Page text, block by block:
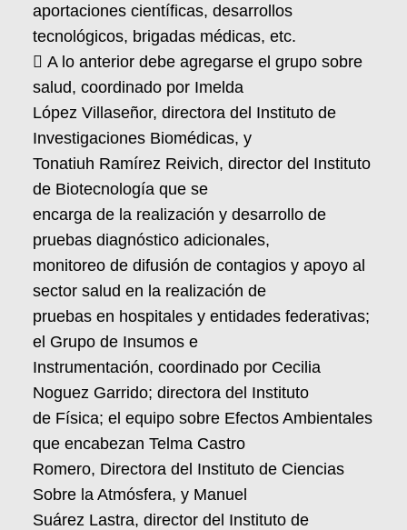
aportaciones científicas, desarrollos
tecnológicos, brigadas médicas, etc.
 A lo anterior debe agregarse el grupo sobre
salud, coordinado por Imelda
López Villaseñor, directora del Instituto de
Investigaciones Biomédicas, y
Tonatiuh Ramírez Reivich, director del Instituto
de Biotecnología que se
encarga de la realización y desarrollo de
pruebas diagnóstico adicionales,
monitoreo de difusión de contagios y apoyo al
sector salud en la realización de
pruebas en hospitales y entidades federativas;
el Grupo de Insumos e
Instrumentación, coordinado por Cecilia
Noguez Garrido; directora del Instituto
de Física; el equipo sobre Efectos Ambientales
que encabezan Telma Castro
Romero, Directora del Instituto de Ciencias
Sobre la Atmósfera, y Manuel
Suárez Lastra, director del Instituto de